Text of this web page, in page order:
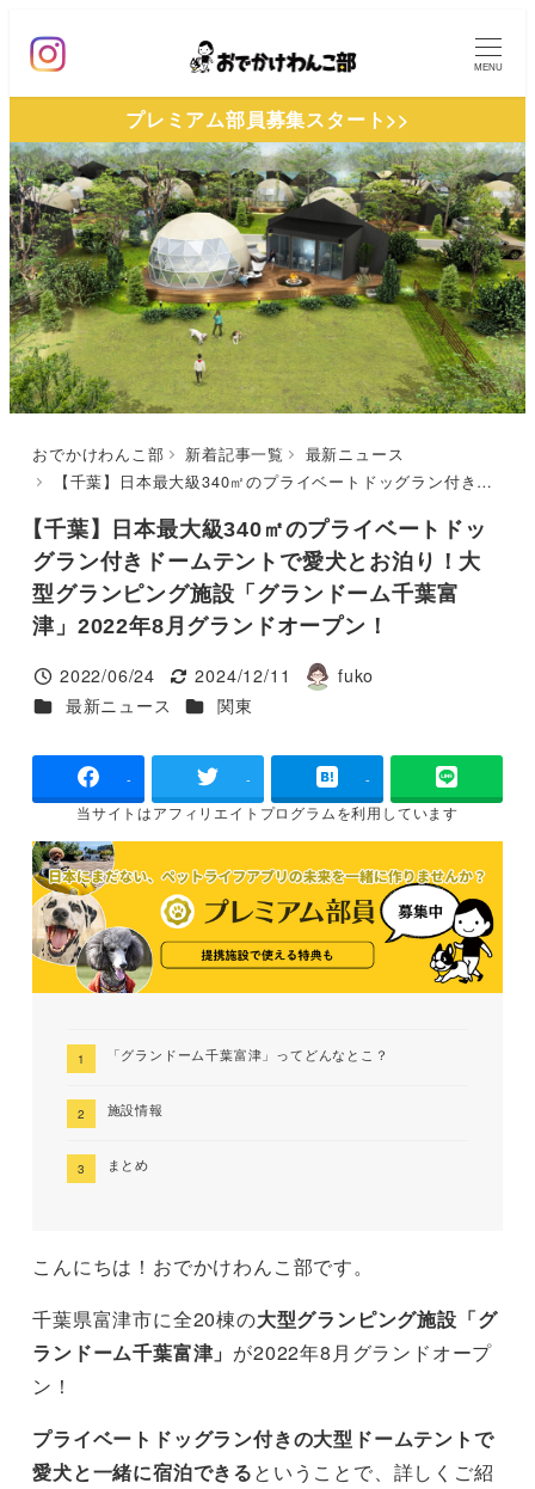
ン
ン
テ
ン
ツ
へ
移
動
MENU
プレミアム部員募集スタート>>
おでかけわんこ部 新着記事一覧
最新ニュース
【千葉】日本最大級340㎡のプライベートドッグラン付きドームテントで愛犬とお泊り！大型グランピング施設「グランドーム千葉富津」2022年8月グランドオープン！
【千葉】日本最大級340㎡のプライベートドッ
グラン付きドームテントで愛犬とお泊り！大
型グランピング施設「グランドーム千葉富
津」2022年8月グランドオープン！
投稿日
2022/06/24
更新日
2024/12/11
著
fuko
カテゴリー
最新ニュース カテゴリー
関東
- - -
当サイトはアフィリエイトプログラムを利用しています
「グランドーム千葉富津」ってどんなとこ？
施設情報
まとめ
こんにちは！おでかけわんこ部です。
千葉県富津市に全20棟の大型グランピング施設「グ
ランドーム千葉富津」 が2022年8月グランドオープ
ン！
プライベートドッグラン付きの大型ドームテントで
愛犬と一緒に宿泊できるということで、詳しくご紹